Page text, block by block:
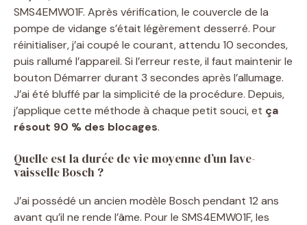
SMS4EMW01F. Après vérification, le couvercle de la
pompe de vidange s’était légèrement desserré. Pour
réinitialiser, j’ai coupé le courant, attendu 10 secondes,
puis rallumé l’appareil. Si l’erreur reste, il faut maintenir le
bouton Démarrer durant 3 secondes après l’allumage.
J’ai été bluffé par la simplicité de la procédure. Depuis,
j’applique cette méthode à chaque petit souci, et ça
résout 90 % des blocages.
Quelle est la durée de vie moyenne d’un lave-
vaisselle Bosch ?
J’ai possédé un ancien modèle Bosch pendant 12 ans
avant qu’il ne rende l’âme. Pour le SMS4EMW01F, les